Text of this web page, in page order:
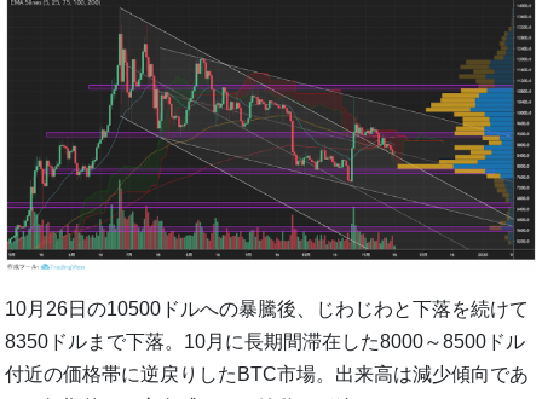
10月26日の10500ドルへの暴騰後、じわじわと下落を続けて
8350ドルまで下落。10月に長期間滞在した8000～8500ドル
付近の価格帯に逆戻りしたBTC市場。出来高は減少傾向であ